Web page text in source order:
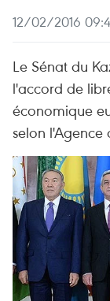
12/02/2016
Le Sénat du
l'accord de
économique
selon l'Agence